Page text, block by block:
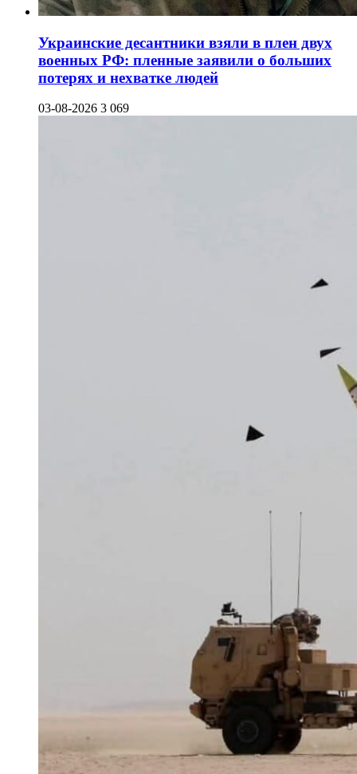
Украинские десантники взяли в плен двух
военных РФ: пленные заявили о больших
потерях и нехватке людей
03-08-2026 3 069